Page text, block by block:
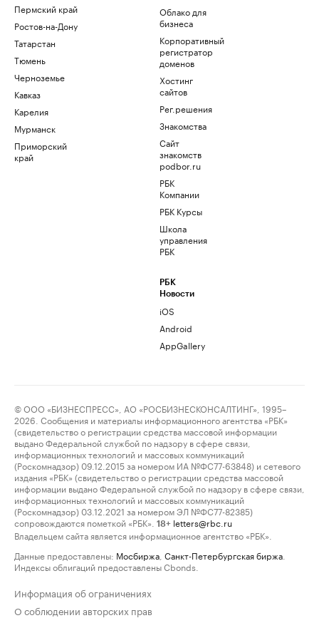
Пермский край
Ростов-на-Дону
Татарстан
Тюмень
Черноземье
Кавказ
Карелия
Мурманск
Приморский
край
Облако для
бизнеса
Корпоративный
регистратор
доменов
Хостинг
сайтов
Рег.решения
Знакомства
Сайт
знакомств
podbor.ru
РБК
Компании
РБК Курсы
Школа
управления
РБК
РБК
Новости
iOS
Android
AppGallery
© ООО «БИЗНЕСПРЕСС», АО «РОСБИЗНЕСКОНСАЛТИНГ», 1995–
2026. Сообщения и материалы информационного агентства «РБК»
(свидетельство о регистрации средства массовой информации
выдано Федеральной службой по надзору в сфере связи,
информационных технологий и массовых коммуникаций
(Роскомнадзор) 09.12.2015 за номером ИА №ФС77-63848) и сетевого
издания «РБК» (свидетельство о регистрации средства массовой
информации выдано Федеральной службой по надзору в сфере связи,
информационных технологий и массовых коммуникаций
(Роскомнадзор) 03.12.2021 за номером ЭЛ №ФС77-82385)
сопровождаются пометкой «РБК».
18+ letters@rbc.ru
Владельцем сайта является информационное агентство «РБК».
Данные предоставлены: Мосбиржа Санкт-Петербургская биржа
Индексы облигаций предоставлены Cbonds.
Информация об ограничениях
О соблюдении авторских прав